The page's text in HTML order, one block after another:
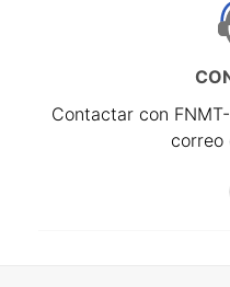
Contactar con
correo